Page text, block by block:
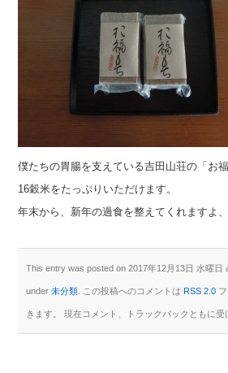
僕たちの胃腸を支えている吉田山荘の「お福
16穀米をたっぷりいただけます。
年末から、新年の過食を整えてくれますよ
This entry was posted on 2017年12月13日 水曜日
under未分類 . この投稿へのコメントはRSS 2.0
きます。 現在コメント、トラックバックともに受